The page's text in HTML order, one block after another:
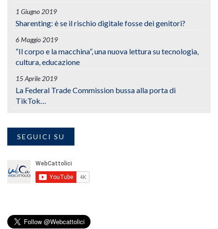
1 Giugno 2019
Sharenting: è se il rischio digitale fosse dei genitori?
6 Maggio 2019
“Il corpo e la macchina”, una nuova lettura su tecnologia,
cultura, educazione
15 Aprile 2019
La Federal Trade Commission bussa alla porta di
TikTok…
SEGUICI SU